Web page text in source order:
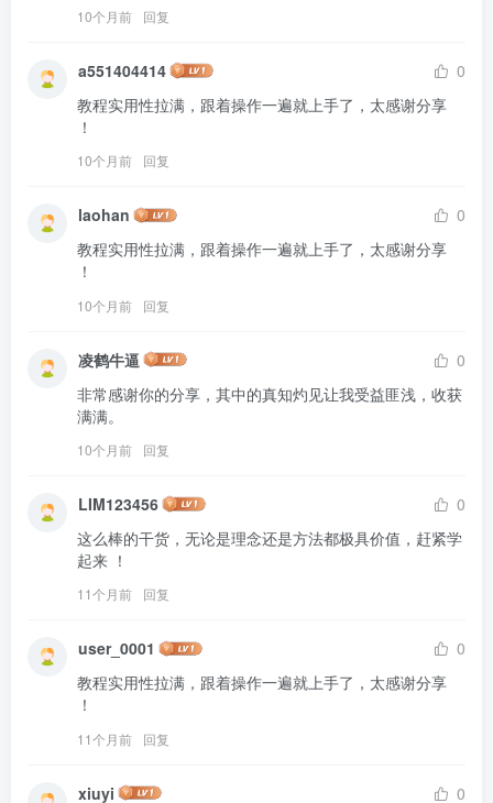
10个月前 回复
a551404414
0
教程实用性拉满，跟着操作一遍就上手了，太感谢分享
！
10个月前 回复
laohan
0
教程实用性拉满，跟着操作一遍就上手了，太感谢分享
！
10个月前 回复
凌鹤牛逼
0
非常感谢你的分享，其中的真知灼见让我受益匪浅，收获
满满。
10个月前 回复
LIM123456
0
这么棒的干货，无论是理念还是方法都极具价值，赶紧学
起来 ！
11个月前 回复
user_0001
0
教程实用性拉满，跟着操作一遍就上手了，太感谢分享
！
11个月前 回复
xiuyi
0